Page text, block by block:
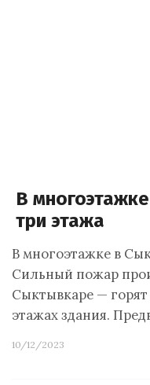
В
три этажа
В многоэтажке в
Сильный пожар
Сыктывкаре — горят
этажах здания.
10/12/2023